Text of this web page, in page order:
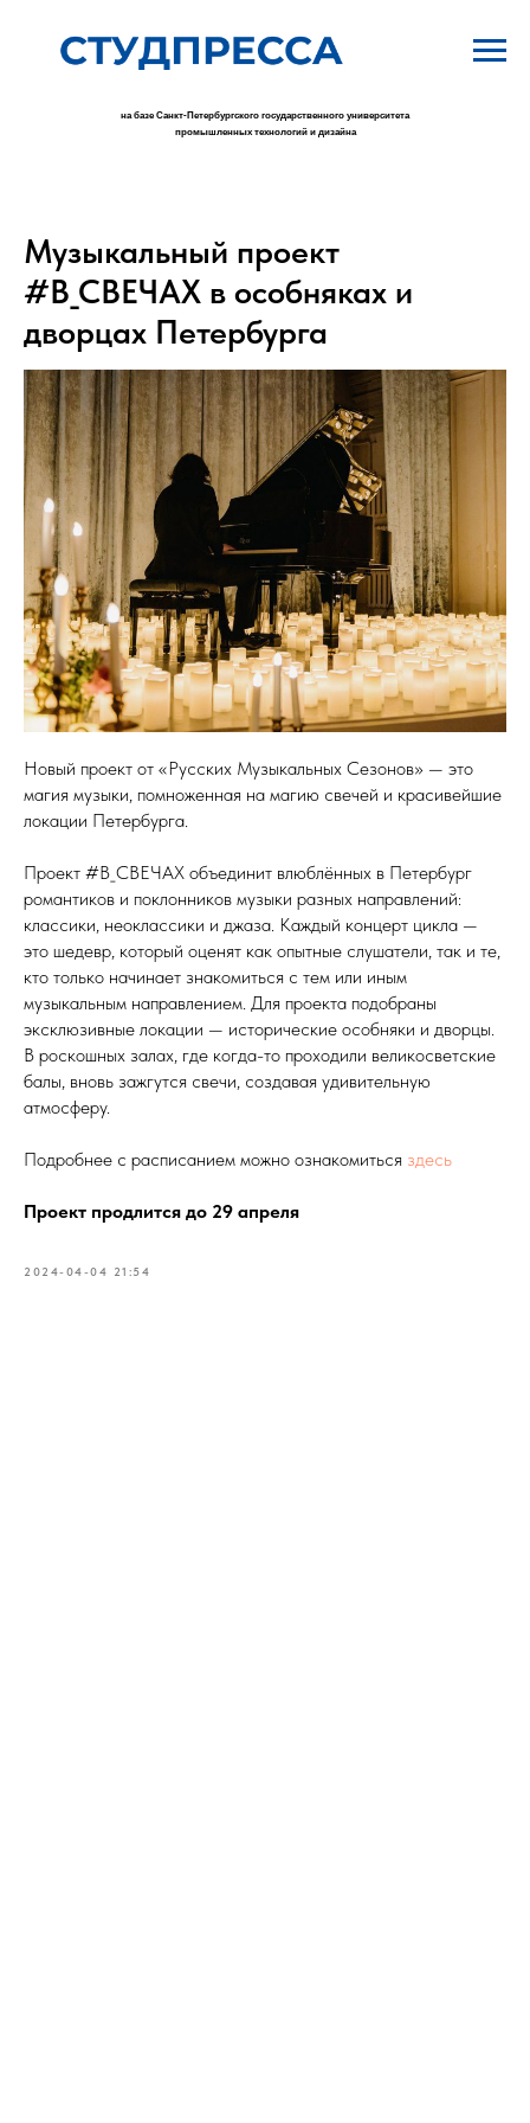
на базе Санкт-Петербургского государственного университета
промышленных технологий и дизайна
Музыкальный проект
#В_СВЕЧАХ в особняках и
дворцах Петербурга
Новый проект от «Русских Музыкальных Сезонов» — это
магия музыки, помноженная на магию свечей и красивейшие
локации Петербурга.
Проект #В_СВЕЧАХ объединит влюблённых в Петербург
романтиков и поклонников музыки разных направлений:
классики, неоклассики и джаза. Каждый концерт цикла —
это шедевр, который оценят как опытные слушатели, так и те,
кто только начинает знакомиться с тем или иным
музыкальным направлением. Для проекта подобраны
эксклюзивные локации — исторические особняки и дворцы.
В роскошных залах, где когда-то проходили великосветские
балы, вновь зажгутся свечи, создавая удивительную
атмосферу.
Подробнее с расписанием можно ознакомиться здесь
Проект продлится до 29 апреля
2024-04-04 21:54